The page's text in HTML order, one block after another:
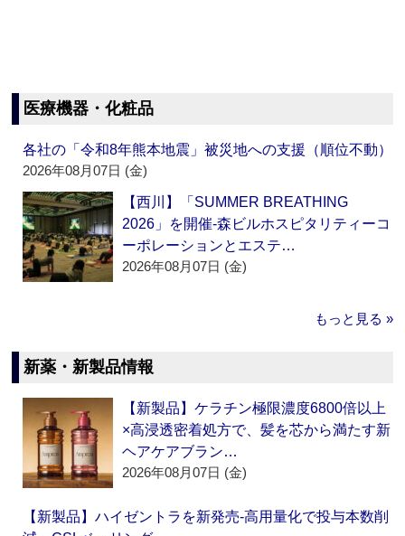
医療機器・化粧品
各社の「令和8年熊本地震」被災地への支援（順位不動）
2026年08月07日 (金)
【西川】「SUMMER BREATHING
2026」を開催‐森ビルホスピタリティーコ
ーポレーションとエステ…
2026年08月07日 (金)
もっと見る »
新薬・新製品情報
【新製品】ケラチン極限濃度6800倍以上
×高浸透密着処方で、髪を芯から満たす新
ヘアケアブラン…
2026年08月07日 (金)
【新製品】ハイゼントラを新発売‐高用量化で投与本数削